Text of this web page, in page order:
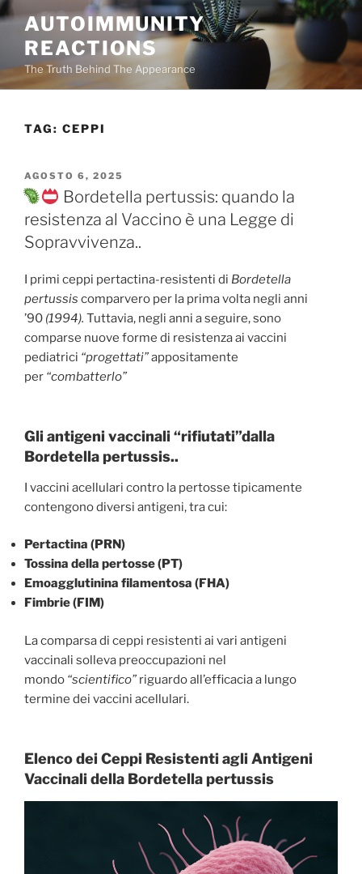
Salta
contenuto
AUTOIMMUNITY
REACTIONS
The Truth Behind The Appearance
TAG: CEPPI
PUBBLICATO
IL
AGOSTO 6, 2025
Bordetella pertussis: quando la
resistenza al Vaccino è una Legge di
Sopravvivenza..
I primi ceppi pertactina-resistenti di Bordetella
pertussis comparvero per la prima volta negli anni
’90 (1994). Tuttavia, negli anni a seguire, sono
comparse nuove forme di resistenza ai vaccini
pediatrici “progettati”appositamente
per “combatterlo”
Gli antigeni vaccinali “rifiutati”dalla
Bordetella pertussis..
I vaccini acellulari contro la pertosse tipicamente
contengono diversi antigeni, tra cui:
Pertactina (PRN)
Tossina della pertosse (PT)
Emoagglutinina filamentosa (FHA)
Fimbrie (FIM)
La comparsa di ceppi resistenti ai vari antigeni
vaccinali solleva preoccupazioni nel
mondo “scientifico” riguardo all’efficacia a lungo
termine dei vaccini acellulari.
Elenco dei Ceppi Resistenti agli Antigeni
Vaccinali della Bordetella pertussis